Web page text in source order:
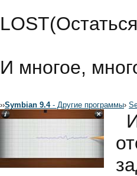
И многое,
››Symbian 9.4- Другие программы›